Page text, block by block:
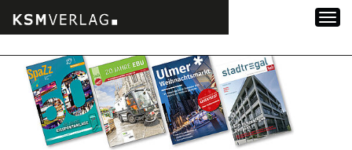
Inhalt
springen